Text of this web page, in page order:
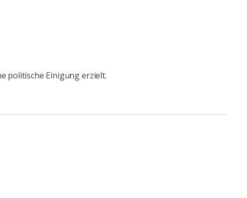
politische Einigung erzielt.